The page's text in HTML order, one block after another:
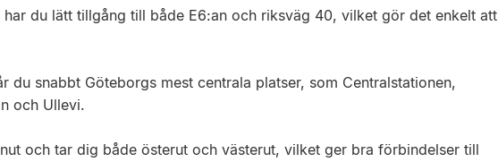
har du lätt tillgång till både E6:an och riksväg 40, vilket gör det enkelt att
du snabbt Göteborgs mest centrala platser, som Centralstationen,
och Ullevi.
och tar dig både österut och västerut, vilket ger bra förbindelser till